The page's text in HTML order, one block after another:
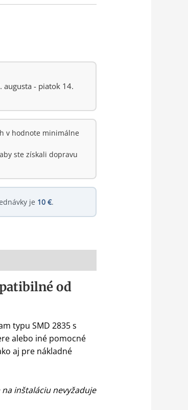
augusta - piatok 14.
v hodnote minimálne
ste získali dopravu
je 10 €.
od
typu SMD 2835 s
alebo iné pomocné
aj pre nákladné
inštaláciu nevyžaduje